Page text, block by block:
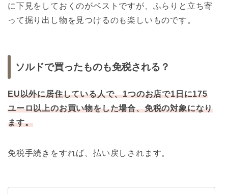
に下見をしておくのがベストですが、ふらりと立ち寄
って掘り出し物を見つけるのも楽しいものです。
ソルドで買ったものも免税される？
EU以外に居住している人で、1つのお店で1日に175
ユーロ以上のお買い物をした場合、免税の対象になり
ます。
免税手続きをすれば、払い戻しされます。